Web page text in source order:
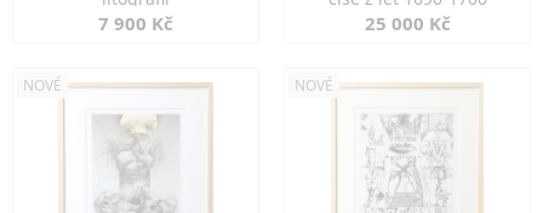
7 900 Kč 25 000 Kč
NOVÉ NOVÉ